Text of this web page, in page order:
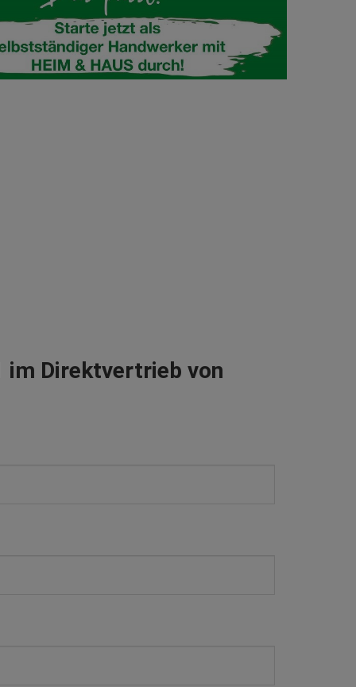
im Direktvertrieb von